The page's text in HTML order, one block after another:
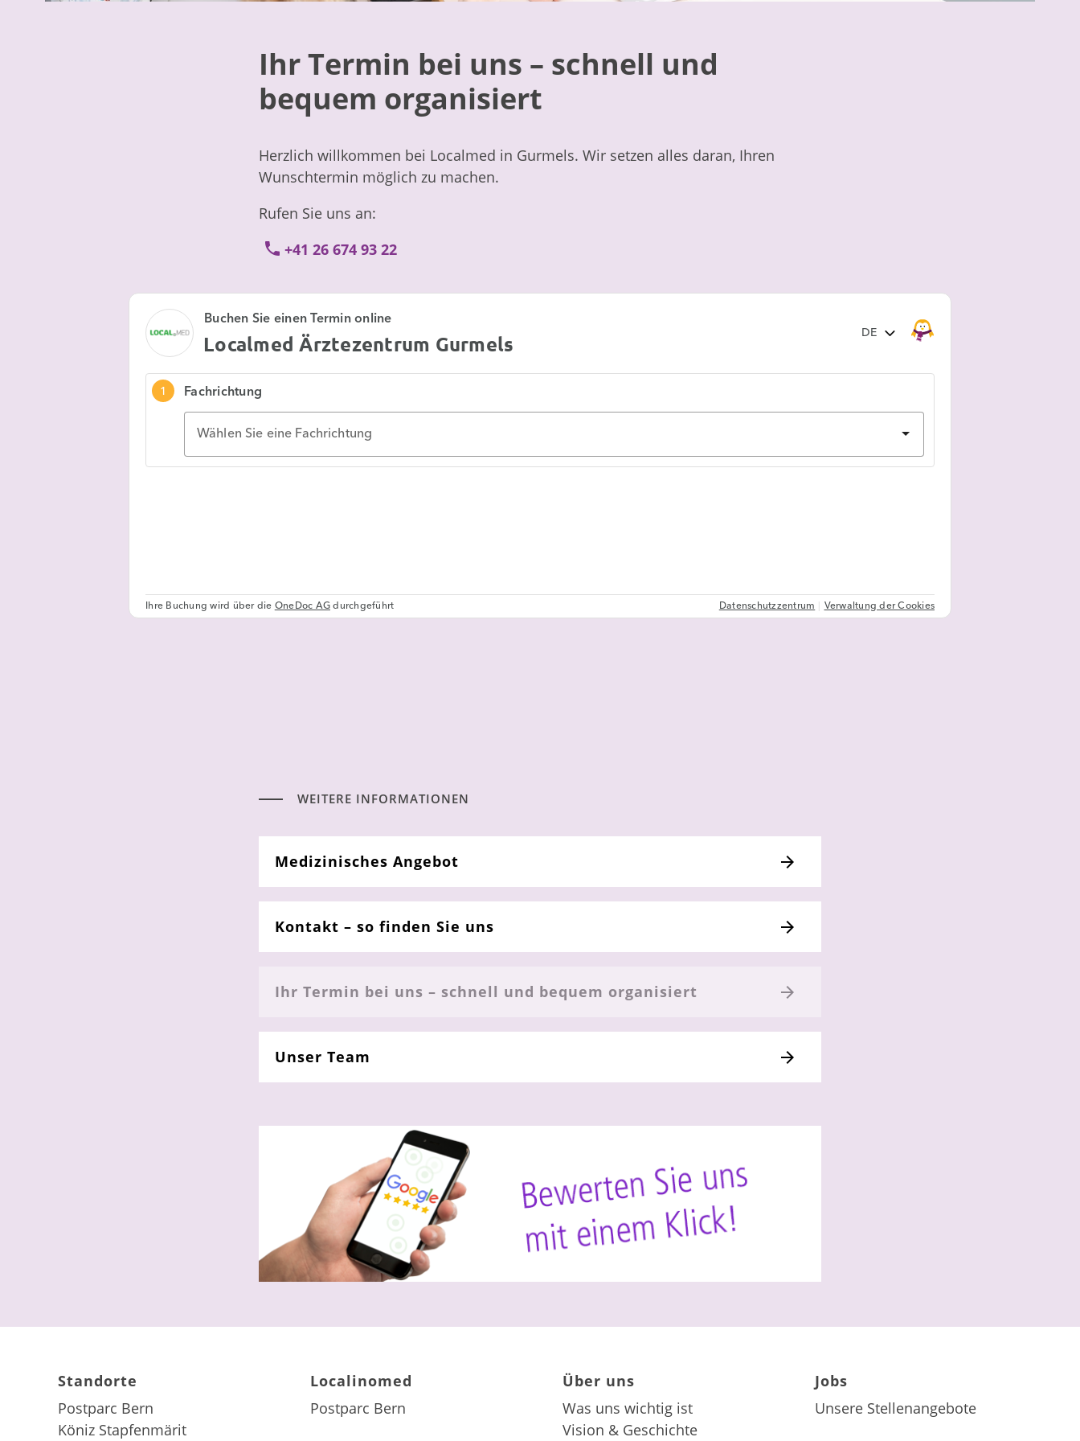
Ihr Termin bei uns – schnell und
bequem organisiert
Herzlich willkommen bei Localmed in Gurmels. Wir setzen alles daran, Ihren
Wunschtermin möglich zu machen.
Rufen Sie uns an:
+41 26 674 93 22
WEITERE INFORMATIONEN
Medizinisches Angebot
Kontakt – so finden Sie uns
Ihr Termin bei uns – schnell und bequem organisiert
Unser Team
Standorte
Postparc Bern
Köniz Stapfenmärit
Localinomed
Postparc Bern
Über uns
Was uns wichtig ist
Vision & Geschichte
Jobs
Unsere Stellenangebote